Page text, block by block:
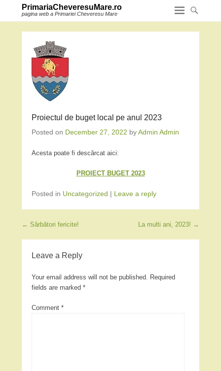
PrimariaCheveresuMare.ro
pagina web a Primariei Cheveresu Mare
Proiectul de buget local pe anul 2023
Posted on December 27, 2022 byAdmin Admin
Acesta poate fi descărcat aici:
PROIECT BUGET 2023
Posted in Uncategorized | Leave a reply
Post navigation
← Sărbători fericite! La multi ani, 2023! →
Leave a Reply
Your email address will not be published. Required
fields are marked *
Comment *